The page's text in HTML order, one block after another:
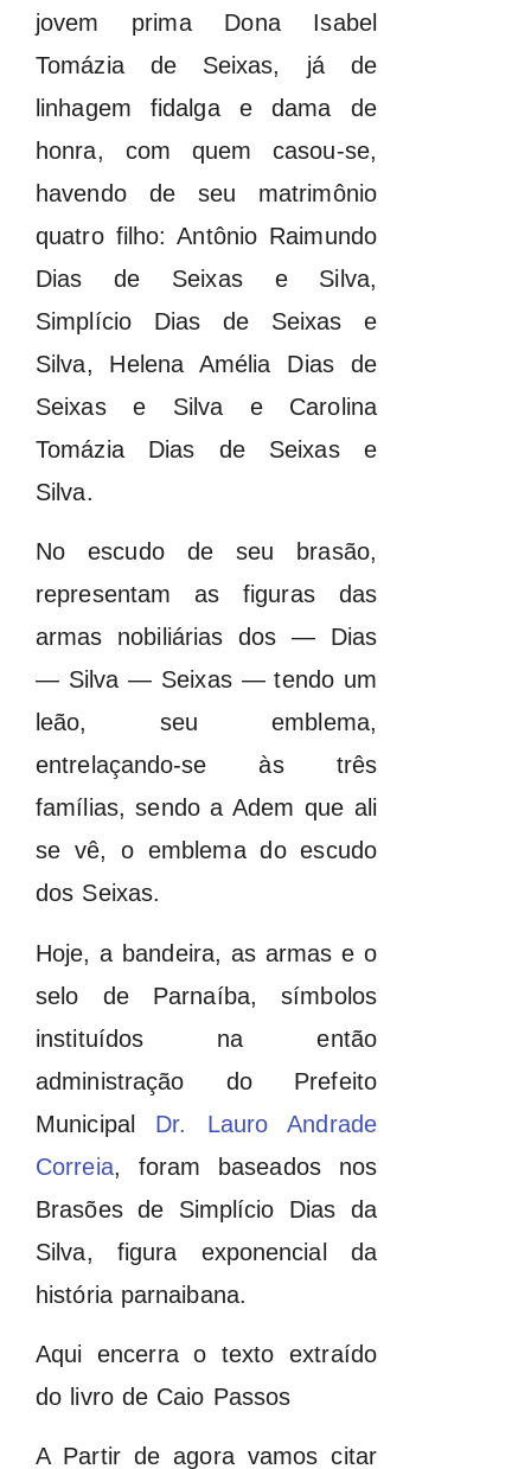
jovem prima Dona Isabel
Tomázia de Seixas, já de
linhagem fidalga e dama de
honra, com quem casou-se,
havendo de seu matrimônio
quatro filho: Antônio Raimundo
Dias de Seixas e Silva,
Simplício Dias de Seixas e
Silva, Helena Amélia Dias de
Seixas e Silva e Carolina
Tomázia Dias de Seixas e
Silva.
No escudo de seu brasão,
representam as figuras das
armas nobiliárias dos — Dias
— Silva — Seixas — tendo um
leão, seu emblema,
entrelaçando-se às três
famílias, sendo a Adem que ali
se vê, o emblema do escudo
dos Seixas.
Hoje, a bandeira, as armas e o
selo de Parnaíba, símbolos
instituídos na então
administração do Prefeito
MunicipalDr. Lauro Andrade
Correia, foram baseados nos
Brasões de Simplício Dias da
Silva, figura exponencial da
história parnaibana.
Aqui encerra o texto extraído
do livro de Caio Passos
A Partir de agora vamos citar